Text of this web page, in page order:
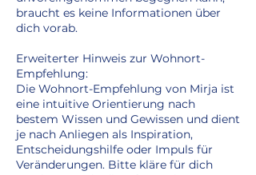
braucht es keine Informationen über
dich vorab.
Erweiterter Hinweis zur Wohnort-
Empfehlung:
Die Wohnort-Empfehlung von Mirja ist
eine intuitive Orientierung nach
bestem Wissen und Gewissen und dient
je nach Anliegen als Inspiration,
Entscheidungshilfe oder Impuls für
Veränderungen. Bitte kläre für dich